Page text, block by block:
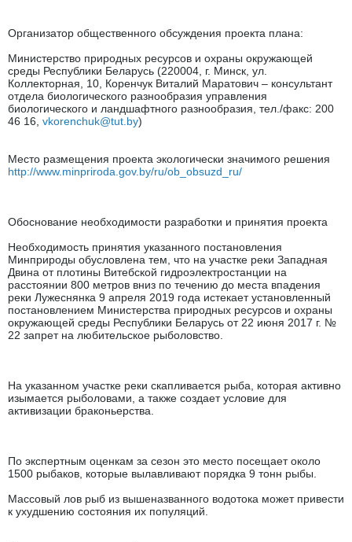
Организатор общественного обсуждения проекта плана:
Министерство природных ресурсов и охраны окружающей
среды Республики Беларусь (220004, г. Минск, ул.
Коллекторная, 10, Коренчук Виталий Маратович – консультант
отдела биологического разнообразия управления
биологического и ландшафтного разнообразия, тел./факс: 200
46 16, vkorenchuk@tut.by)
Место размещения проекта экологически значимого решения
http://www.minpriroda.gov.by/ru/ob_obsuzd_ru/
Обоснование необходимости разработки и принятия проекта
Необходимость принятия указанного постановления
Минприроды обусловлена тем, что на участке реки Западная
Двина от плотины Витебской гидроэлектростанции на
расстоянии 800 метров вниз по течению до места впадения
реки Лужеснянка 9 апреля 2019 года истекает установленный
постановлением Министерства природных ресурсов и охраны
окружающей среды Республики Беларусь от 22 июня 2017 г. №
22 запрет на любительское рыболовство.
На указанном участке реки скапливается рыба, которая активно
изымается рыболовами, а также создает условие для
активизации браконьерства.
По экспертным оценкам за сезон это место посещает около
1500 рыбаков, которые вылавливают порядка 9 тонн рыбы.
Массовый лов рыб из вышеназванного водотока может привести
к ухудшению состояния их популяций.